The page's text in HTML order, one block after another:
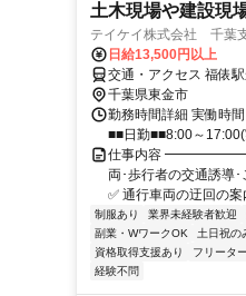
土木現場や建設現
テイケイ株式会社 千葉
日給13,500円以上
交通・アクセス 福俵
千葉県東金市
勤務時間詳細 実働時
■■日勤■■8:00～
仕事内容
両･歩行者の交通誘
✅ 通行車両の迂回の案
制服あり 業界未経験者歓迎
副業・WワークOK
土日祝の
資格取得支援あり
フリータ
経験不問